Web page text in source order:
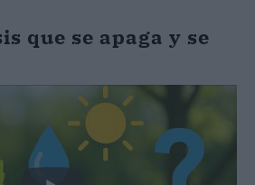
que se apaga y se